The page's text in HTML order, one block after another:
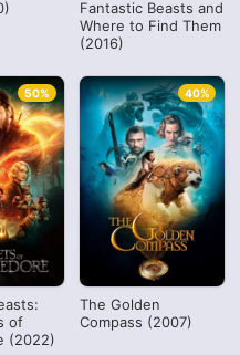
Fantastic Beasts and
Where to Find Them
(2016)
of
(2022)
50%
The Golden
Compass (2007)
40%